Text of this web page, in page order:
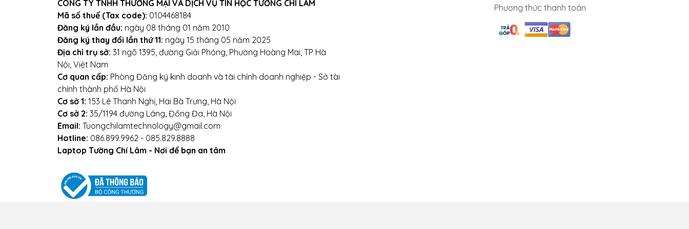
Mọi yêu cầu đặt hàng, hỗ trợ tư vấn sản phẩm xin liên hệ qua hotline:
0911390666 – 02438684912
Hoặc qua trực tiếp cửa hàng:
Địa chỉ: Số 153 Lê Thanh Nghị- Phường Đồng Tâm- Quận Hai Bà Trưng- Hà Nội.
CÔNG TY TNHH THƯƠNG MẠI VÀ DỊCH VỤ TIN HỌC TƯỜNG CHÍ LÂM
Mã số thuế (Tax code): 0104468184
Đăng ký lần đầu: ngày 08 tháng 01 năm 2010
Đăng ký thay đổi lần thứ 11: ngày 15 tháng 05 năm 2025
Địa chỉ trụ sở: 31 ngõ 1395, đường Giải Phóng, Phường Hoàng Mai, TP Hà
Nội, Việt Nam
Cơ quan cấp: Phòng Đăng ký kinh doanh và tài chính doanh nghiệp - Sở tài
chính thành phố Hà Nội
Cơ sở 1: 153 Lê Thanh Nghị, Hai Bà Trưng, Hà Nội
Cơ sở 2: 35/1194 đường Láng, Đống Đa, Hà Nội
Email: Tuongchilamtechnology@gmail.com
Hotline: 086.899.9962 - 085.829.8888
Laptop Tường Chí Lâm - Nơi để bạn an tâm
Phương thức thanh toán